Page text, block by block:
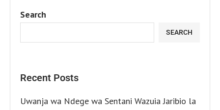
Search
SEARCH
Recent Posts
Uwanja wa Ndege wa Sentani Wazuia Jaribio la